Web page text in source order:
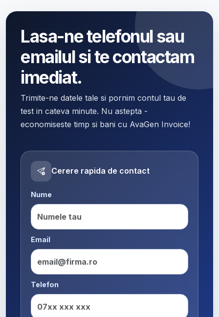
Lasa-ne telefonul sau
emailul si te contactam
imediat.
Trimite-ne datele tale si pornim contul tau de
test in cateva minute. Nu astepta -
economiseste timp si bani cu AvaGen Invoice!
Cerere rapida de contact
Nume
Email
Telefon